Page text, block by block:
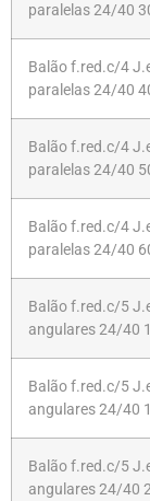
paralelas 24/40
Balão f.red.c/4
paralelas 24/40
Balão f.red.c/4
paralelas 24/40
Balão f.red.c/4
paralelas 24/40
Balão f.red.c/5
angulares 24/40
Balão f.red.c/5
angulares 24/40
Balão f.red.c/5
angulares 24/40